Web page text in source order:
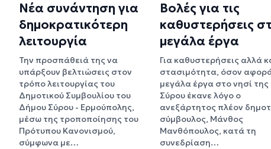
Νέα συνάντηση για
δημοκρατικότερη
λειτουργία
Την προσπάθειά της να
υπάρξουν βελτιώσεις στον
τρόπο λειτουργίας του
Δημοτικού Συμβουλίου του
Δήμου Σύρου - Ερμούπολης,
μέσω της τροποποίησης του
Πρότυπου Κανονισμού,
σύμφωνα με…
Βολές για τις
καθυστερήσεις
μεγάλα έργα
Για καθυστερήσεις αλλά
στασιμότητα, όσον
μεγάλα έργα στο νησί της
Σύρου έκανε λόγο ο
ανεξάρτητος πλέον
σύμβουλος, Μάνθος
Μανθόπουλος, κατά τη
συνεδρίαση…